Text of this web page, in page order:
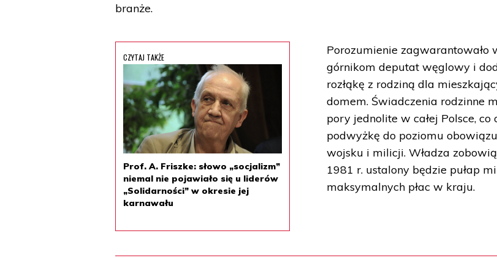
branże.
CZYTAJ TAKŻE
Prof. A. Friszke: słowo „socjalizm”
niemal nie pojawiało się u liderów
„Solidarności” w okresie jej
karnawału
Porozumienie zagwarantowało
górnikom deputat węglowy i
rozłąkę z rodziną dla
domem. Świadczenia rodzinne
pory jednolite w całej Polsce, co
podwyżkę do poziomu
wojsku i milicji. Władza
1981 r. ustalony będzie pułap
maksymalnych płac w kraju.